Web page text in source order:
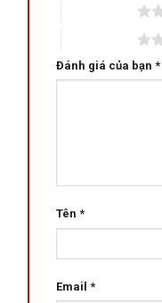
Đánh giá của bạn *
Tên *
Email *